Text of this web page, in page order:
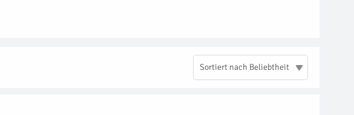
Sortiert nach Beliebtheit